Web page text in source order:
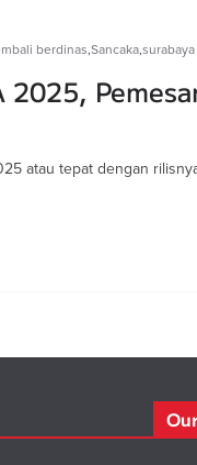
berdinas,Sancaka,surabaya
atau tepat dengan